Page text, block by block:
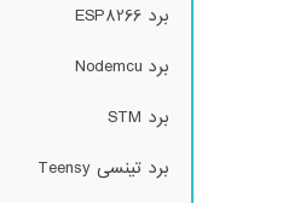
برد ESP8266
برد Nodemcu
برد STM
برد تینسی Teensy